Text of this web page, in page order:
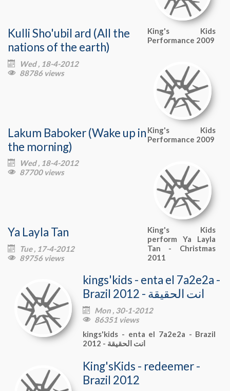
Kulli Sho'ubil ard (All the
nations of the earth)
 Wed , 18-4-2012
 88786 views
King's Kids
Performance 2009
Lakum Baboker (Wake up in
the morning)
 Wed , 18-4-2012
 87700 views
King's Kids
Performance 2009
Ya Layla Tan
 Tue , 17-4-2012
 89756 views
King's Kids
perform Ya Layla
Tan - Christmas
2011
kings'kids - enta el 7a2e2a -
Brazil 2012 - انت الحقيقة
 Mon , 30-1-2012
 86351 views
kings'kids - enta el 7a2e2a - Brazil
2012 - انت الحقيقة
King'sKids - redeemer -
Brazil 2012